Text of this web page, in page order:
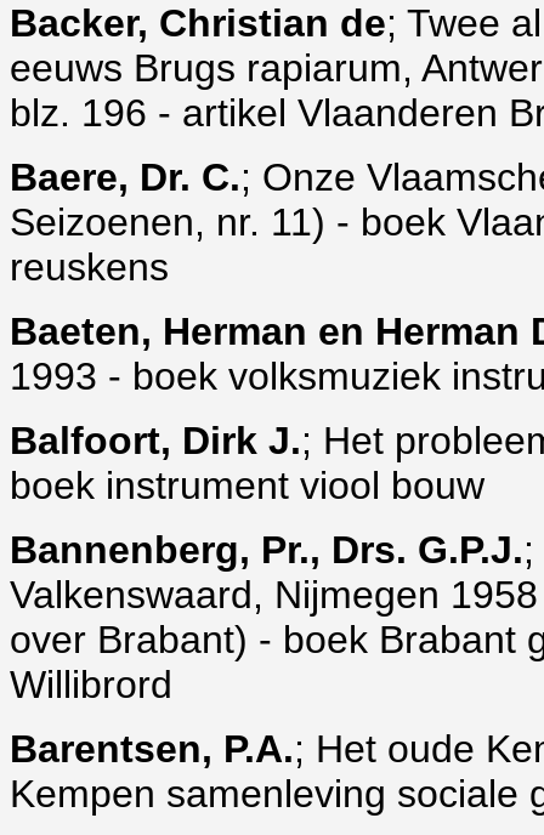
Backer, Christian de; Twee
eeuws Brugs rapiarum,
blz. 196 - artikel Vlaanderen
Baere, Dr. C.; Onze
Seizoenen, nr. 11) - boek
reuskens
Baeten, Herman en Herman
1993 - boek volksmuziek
Balfoort, Dirk J.; Het
boek instrument viool bouw
Bannenberg, Pr., Drs. G.P.J.
Valkenswaard, Nijmegen
over Brabant) - boek Brabant
Willibrord
Barentsen, P.A.; Het oude
Kempen samenleving sociale